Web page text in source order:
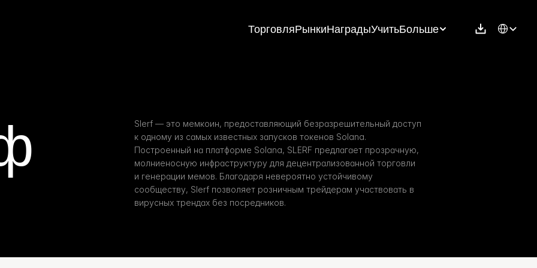
ТорговляРынкиНаградыУчитьБольше Select
Slerf — это мемкоин, предоставляющий безразрешительный доступ
к одному из самых известных запусков токенов Solana.
Построенный на платформе Solana, SLERF предлагает прозрачную,
молниеносную инфраструктуру для децентрализованной торговли
и генерации мемов. Благодаря невероятно устойчивому
сообществу, Slerf позволяет розничным трейдерам участвовать в
вирусных трендах без посредников.